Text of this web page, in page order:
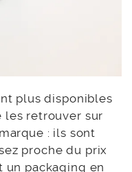
plus disponibles
les retrouver sur
: ils sont
proche du prix
un packaging en